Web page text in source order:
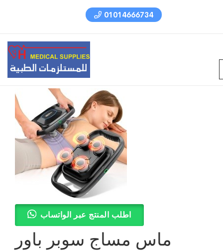
01014666734
اطلب المنتج عبر الواتساب
ماس مساج سوبر باور